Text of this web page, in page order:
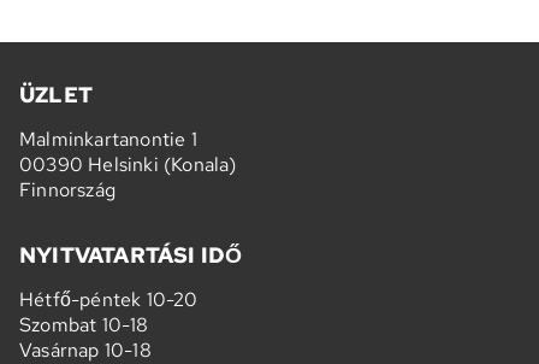
ÜZLET
Malminkartanontie 1
00390 Helsinki (Konala)
Finnország
NYITVATARTÁSI IDŐ
Hétfő-péntek 10-20
Szombat 10-18
Vasárnap 10-18